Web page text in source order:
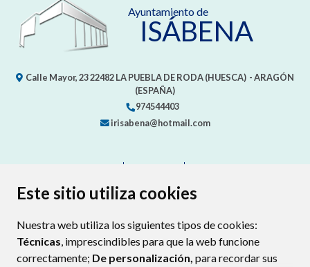
Este sitio utiliza cookies
Nuestra web utiliza los siguientes tipos de cookies:
Técnicas, imprescindibles para que la web funcione
correctamente; De personalización, para recordar sus
Ayuntamiento de
ISÁBENA
Calle Mayor, 2322482LA PUEBLA DE RODA (HUESCA) - ARAGÓN
(ESPAÑA)
974544403
irisabena@hotmail.com
PROTECCIÓN DE DATOS
POLÍTICA DE COOKIES